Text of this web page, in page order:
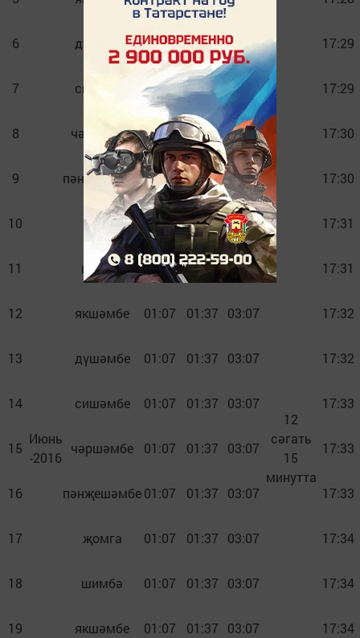
Июнь
-2016
12
сәгать
15
минутта
6 дүшәмбе 01:11 01:41 03:11 17:29
7 сишәмбе 01:10 01:40 03:10 17:29
8 чәршәмбе 01:09 01:39 03:09 17:30
9 пәнҗешәмбе01:09 01:39 03:09 17:30
10 җомга 01:08 01:38 03:08 17:31
11 шимбә 01:08 01:38 03:08 17:31
12 якшәмбе 01:07 01:37 03:07 17:32
13 дүшәмбе 01:07 01:37 03:07 17:32
14 сишәмбе 01:07 01:37 03:07 17:33
15 чәршәмбе 01:07 01:37 03:07 17:33
16 пәнҗешәмбе01:07 01:37 03:07 17:33
17 җомга 01:07 01:37 03:07 17:34
18 шимбә 01:07 01:37 03:07 17:34
19 якшәмбе 01:07 01:37 03:07 17:34